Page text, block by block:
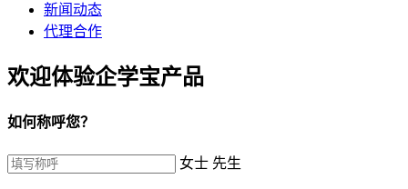
新闻动态
代理合作
欢迎体验企学宝产品
如何称呼您？
女士 先生